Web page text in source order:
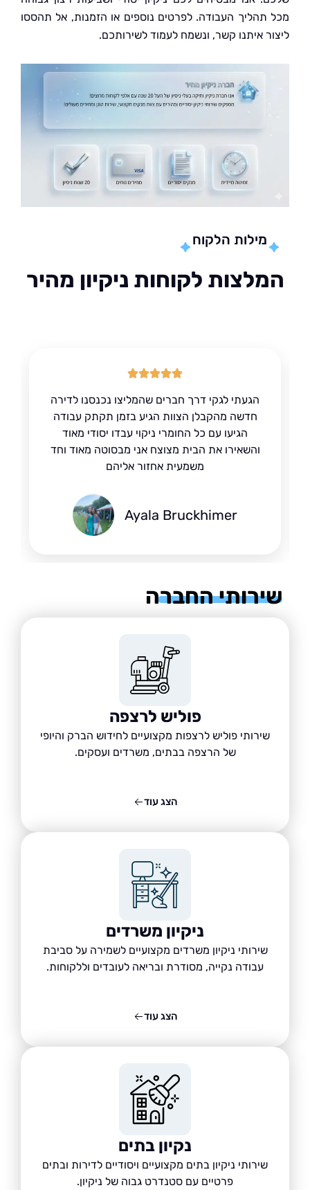
העבודה. לפרטים נוספים או הזמנות, אל תהססו
איתנו קשר, ונשמח לעמוד לשירותכם.
מילות הלקוח
לקוחות ניקיון מהיר
הגעתי לגקי דרך חברים שהמליצו נכנסנו לדירה
חדשה מהקבלן הצוות הגיע בזמן תקתק עבודה
הגיעו עם כל החומרי ניקוי עבדו יסודי מאוד
והשאירו את הבית מצוצח אני מבסוטה מאוד וחד
משמעית אחזור אליהם
Ayala Bruckhimer
החברה
פוליש לרצפה
שירותי פוליש לרצפות מקצועיים לחידוש הברק והיופי
של הרצפה בבתים, משרדים ועסקים.
ניקיון משרדים
שירותי ניקיון משרדים מקצועיים לשמירה על סביבת
עבודה נקייה, מסודרת ובריאה לעובדים וללקוחות.
נקיון בתים
שירותי ניקיון בתים מקצועיים ויסודיים לדירות ובתים
פרטיים עם סטנדרט גבוה של ניקיון.